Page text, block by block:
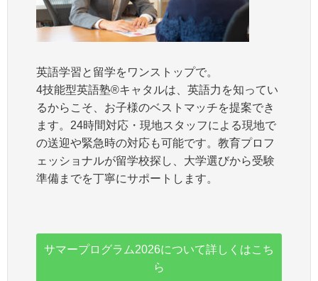
英語学習と留学をワンストップで。
4技能型英語塾®キャタルは、英語力を知ってい
るからこそ、お子様のベストマッチを提案でき
ます。24時間対応・現地スタッフによる現地で
の送迎や緊急時の対応も可能です。教育プロフ
ェッショナルが留学校探し、大学選びから受験
準備までを丁寧にサポートします。
サマープログラム2026について詳しくはこち
ら